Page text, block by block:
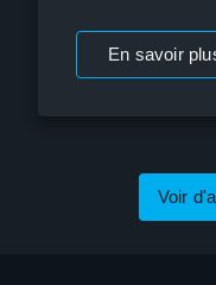
En savoir
Voir